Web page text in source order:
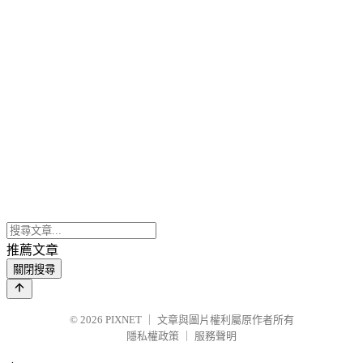
推薦文章
關閉搜尋
© 2026 PIXNET
文章與圖片權利屬原作者所有
隱私權政策
服務聲明